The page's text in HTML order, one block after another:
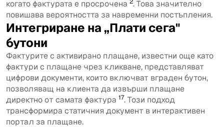
когато фактурата е просрочена . Това значително
повишава вероятността за навременни постъпления.
Интегриране на „Плати сега"
бутони
Фактурите с активирано плащане, известни още като
фактури с плащане чрез кликване, представляват
цифрови документи, които включват вграден бутон,
позволяващ на клиента да извърши плащане
директно от самата фактура 17. Този подход
трансформира статичния документ в интерактивен
портал за плащане.